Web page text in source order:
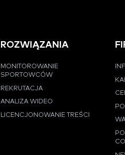
ROZWIĄZANIA
MONITOROWANIE
SPORTOWCÓW
REKRUTACJA
ANALIZA WIDEO
LICENCJONOWANIE TREŚCI